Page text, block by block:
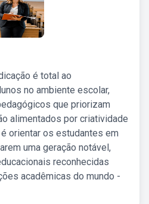
é total ao
no ambiente escolar,
que priorizam
alimentados por criatividade
orientar os estudantes em
uma geração notável,
reconhecidas
acadêmicas do mundo -